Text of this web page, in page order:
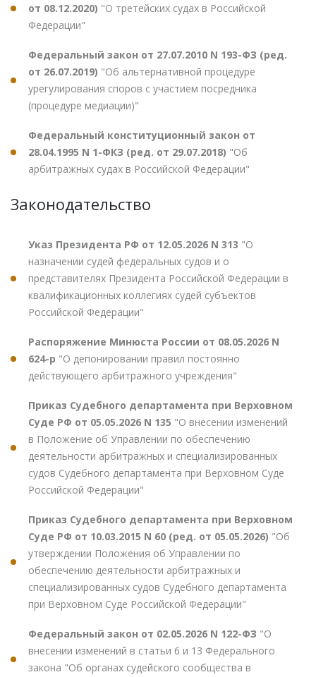
от 08.12.2020) "О третейских судах в Российской
Федерации"
Федеральный закон от 27.07.2010 N 193-ФЗ (ред.
от 26.07.2019) "Об альтернативной процедуре
урегулирования споров с участием посредника
(процедуре медиации)"
Федеральный конституционный закон от
28.04.1995 N 1-ФКЗ (ред. от 29.07.2018) "Об
арбитражных судах в Российской Федерации"
Законодательство
Указ Президента РФ от 12.05.2026 N 313 "О
назначении судей федеральных судов и о
представителях Президента Российской Федерации в
квалификационных коллегиях судей субъектов
Российской Федерации"
Распоряжение Минюста России от 08.05.2026 N
624-р "О депонировании правил постоянно
действующего арбитражного учреждения"
Приказ Судебного департамента при Верховном
Суде РФ от 05.05.2026 N 135 "О внесении изменений
в Положение об Управлении по обеспечению
деятельности арбитражных и специализированных
судов Судебного департамента при Верховном Суде
Российской Федерации"
Приказ Судебного департамента при Верховном
Суде РФ от 10.03.2015 N 60 (ред. от 05.05.2026) "Об
утверждении Положения об Управлении по
обеспечению деятельности арбитражных и
специализированных судов Судебного департамента
при Верховном Суде Российской Федерации"
Федеральный закон от 02.05.2026 N 122-ФЗ "О
внесении изменений в статьи 6 и 13 Федерального
закона "Об органах судейского сообщества в